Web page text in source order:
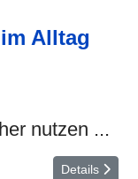
Alltag
nutzen ...
Details